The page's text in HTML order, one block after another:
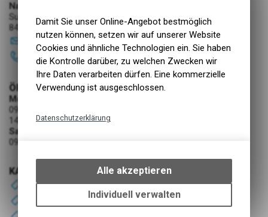
NaturNah GmbH
Sunnehofstrasse 7
8493 Saland
info@naturnah-gmbh.ch
052 386 31 76
KATEGORIEN
BARF
ÖFFNUNGSZEITEN
Montag - Freitag
09:00 - 12:30 Uhr
14:00 - 18:30 Uhr
Samstag
09:00 - 16:00 Uhr
Damit Sie unser Online-Angebot bestmöglich
nutzen können, setzen wir auf unserer Website
Cookies und ähnliche Technologien ein. Sie haben
die Kontrolle darüber, zu welchen Zwecken wir
Ihre Daten verarbeiten dürfen. Eine kommerzielle
Verwendung ist ausgeschlossen.
Datenschutzerklärung
bestimmte Interaktionen und
Einstellungen auf Ihrem Gerät,
um die grundlegenden
Funktionen unseres Online-
Alle akzeptieren
Individuell verwalten